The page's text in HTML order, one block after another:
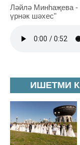
ИШЕТМИ
Ләйлә Минһаҗева -
үрнәк шәхес"